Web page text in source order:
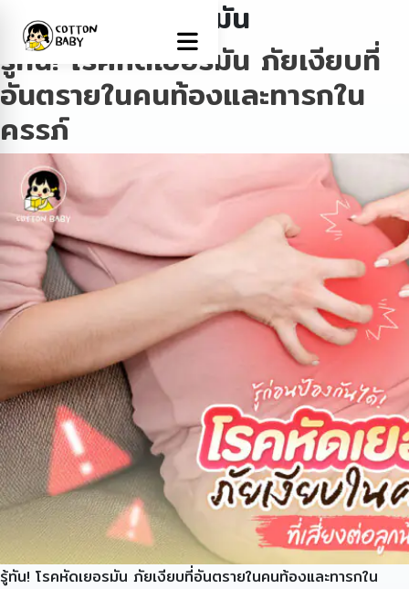
Tag:โรคหัดเยอรมัน
รู้ทัน! โรคหัดเยอรมัน ภัยเงียบที่
อันตรายในคนท้องและทารกใน
ครรภ์
รู้ทัน! โรคหัดเยอรมัน ภัยเงียบที่อันตรายในคนท้องและทารกใน